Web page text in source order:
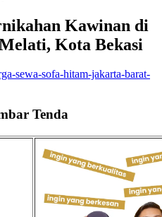
Kawinan di
Kota Bekasi
sewa-sofa-hitam-jakarta-barat-
Tenda